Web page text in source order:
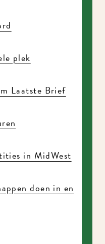
plek
Laatste Brief
in MidWest
doen in en